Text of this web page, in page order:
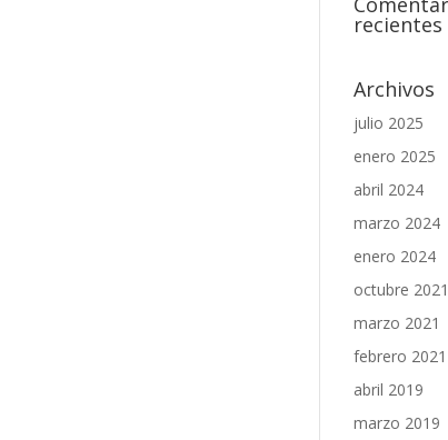
recientes
Archivos
julio 2025
enero 2025
abril 2024
marzo 2024
enero 2024
octubre 2021
marzo 2021
febrero 2021
abril 2019
marzo 2019